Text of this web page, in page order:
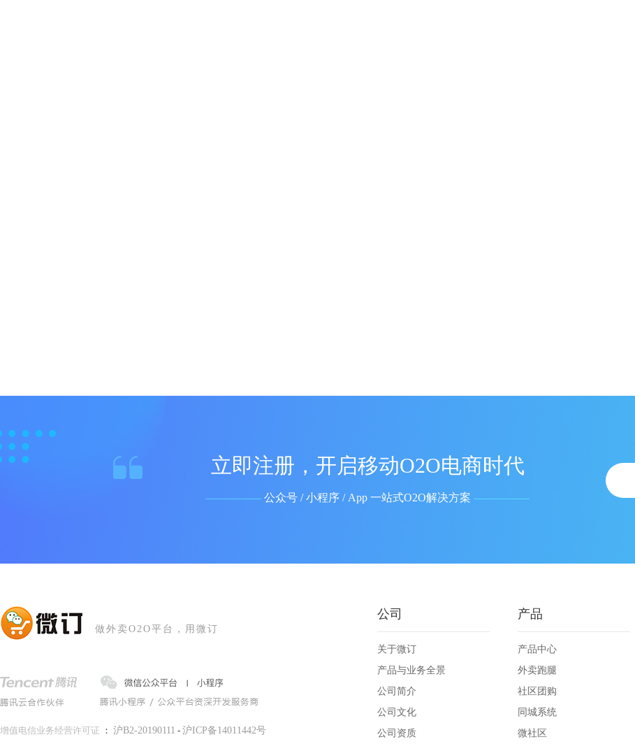
立即注册，开启移动O2O电商时代
公众号 / 小程序 / App 一站式O2O解决方案
做外卖O2O平台，用微订
增值电信业务经营许可证 ： 沪B2-20190111 - 沪ICP备14011442号
公司
关于微订
产品与业务全景
公司简介
公司文化
公司资质
产品
产品中心
外卖跑腿
社区团购
同城系统
微社区